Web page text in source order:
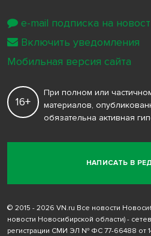
НАПИСАТЬ В
16+
При полном или
материалов,
обязательна активная
© 2015 - 2026 VN.ru Все новости
новости Новосибирской области) -
регистрации СМИ ЭЛ № ФС 77-66488 от
e-mail подписка на
Включить уведомления
Мобильная версия сайта